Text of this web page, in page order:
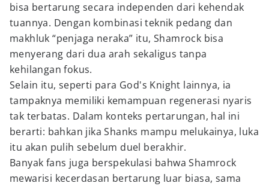
bisa bertarung secara independen dari kehendak
tuannya. Dengan kombinasi teknik pedang dan
makhluk “penjaga neraka” itu, Shamrock bisa
menyerang dari dua arah sekaligus tanpa
kehilangan fokus.
Selain itu, seperti para God's Knight lainnya, ia
tampaknya memiliki kemampuan regenerasi nyaris
tak terbatas. Dalam konteks pertarungan, hal ini
berarti: bahkan jika Shanks mampu melukainya, luka
itu akan pulih sebelum duel berakhir.
Banyak fans juga berspekulasi bahwa Shamrock
mewarisi kecerdasan bertarung luar biasa, sama